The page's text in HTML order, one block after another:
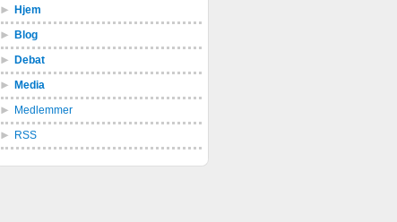
Hjem
Blog
Debat
Media
Medlemmer
RSS